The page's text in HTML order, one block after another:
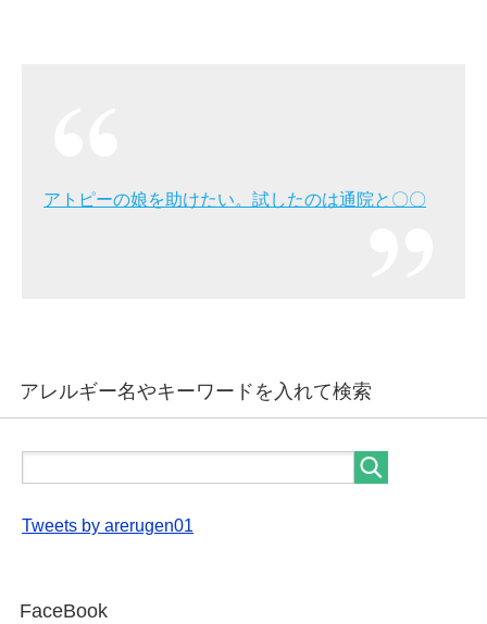
アトピーの娘を助けたい。試したのは通院と〇〇
アレルギー名やキーワードを入れて検索
Tweets by arerugen01
FaceBook